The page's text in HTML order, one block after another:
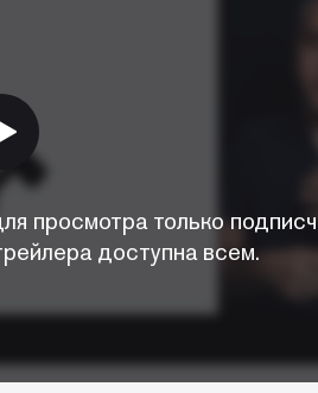
просмотра только
доступна всем.